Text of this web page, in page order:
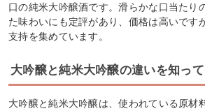
口の純米大吟醸酒です。滑らかな口当たり
た味わいにも定評があり、価格は高いです
支持を集めています。
大吟醸と純米大吟醸の違いを知って
大吟醸と純米大吟醸は、使われている原材